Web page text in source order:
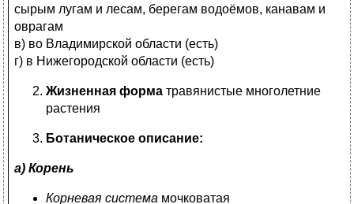
сырым лугам и лесам, берегам водоёмов, канавам и
оврагам
в) во Владимирской области (есть)
г) в Нижегородской области (есть)
Жизненная форма травянистые многолетние
растения
Ботаническое описание:
а) Корень
Корневая система мочковатая